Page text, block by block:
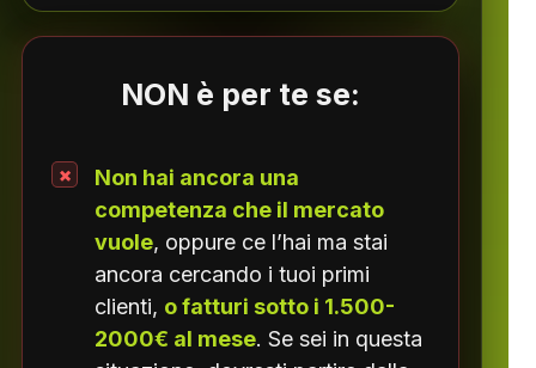
NON è per te se:
Non hai ancora una
competenza che il mercato
vuole, oppure ce l’hai ma stai
ancora cercando i tuoi primi
clienti, o fatturi sotto i 1.500-
2000€ al mese. Se sei in questa